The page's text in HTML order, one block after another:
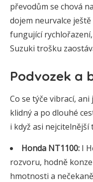
převodům se chová
dojem neurvalce
fungující
Suzuki trošku
Podvozek a
Co se týče vibrací,
klidný a po dlouhé
i když asi nejcitelnější
Honda NT1100: I
rozvoru, hodně
hmotnosti a